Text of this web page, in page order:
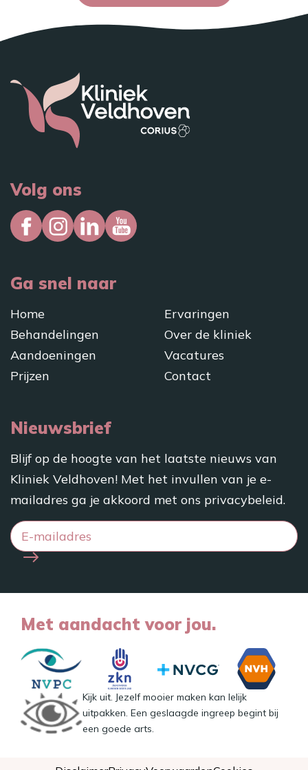
Volg ons
Ga snel naar
Home
Behandelingen
Aandoeningen
Prijzen
Ervaringen
Over de kliniek
Vacatures
Contact
Nieuwsbrief
Blijf op de hoogte van het laatste nieuws van
Kliniek Veldhoven! Met het invullen van je e-
mailadres ga je akkoord met ons privacybeleid.
Met aandacht voor jou.
Kijk uit. Jezelf mooier maken kan lelijk
uitpakken. Een geslaagde ingreep begint bij
een goede arts.